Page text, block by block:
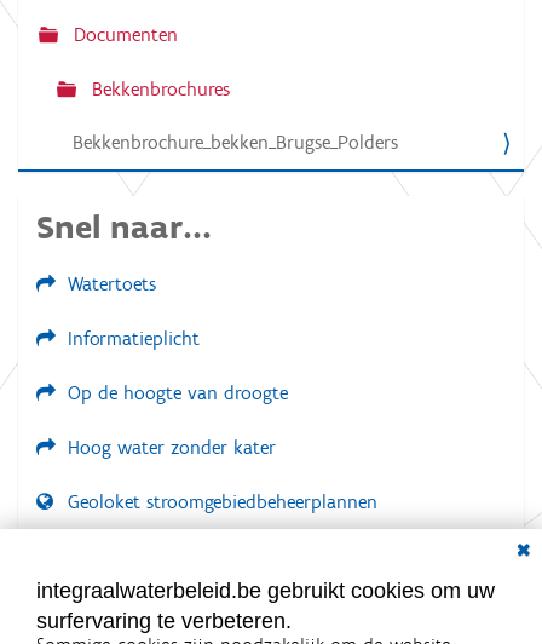
Documenten
Bekkenbrochures
Bekkenbrochure_bekken_Brugse_Polders
Snel naar...
Watertoets
Informatieplicht
Op de hoogte van droogte
Hoog water zonder kater
Geoloket stroomgebiedbeheerplannen
LOGIN VEREIST
integraalwaterbeleid.be gebruikt cookies om uw
surfervaring te verbeteren.